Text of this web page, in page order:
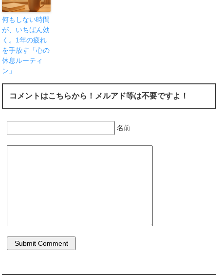
何もしない時間
が、いちばん効
く。1年の疲れ
を手放す「心の
休息ルーティ
ン」
コメントはこちらから！メルアド等は不要ですよ！
名前